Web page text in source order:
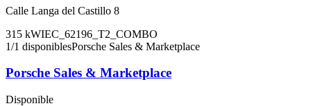
Calle Langa del Castillo 8
315 kWIEC_62196_T2_COMBO
1/1 disponiblesPorsche Sales & Marketplace
Porsche Sales & Marketplace
Disponible